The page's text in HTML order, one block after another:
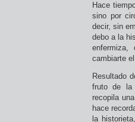
Hace
sino por
decir, sin
debo a la
enfermiza,
cambiarte
Resultado
fruto de la
recopila
hace
la historieta,